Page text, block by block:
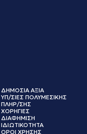
ΔΗΜΟΣΙΑ ΑΞΙΑ
ΥΠ/ΣΙΕΣ ΠΟΛΥΜΕΣΙΚΗΣ
ΠΛΗΡ/ΣΗΣ
ΧΟΡΗΓΙΕΣ
ΔΙΑΦΗΜΙΣΗ
ΙΔΙΩΤΙΚΟΤΗΤΑ
ΟΡΟΙ ΧΡΗΣΗΣ